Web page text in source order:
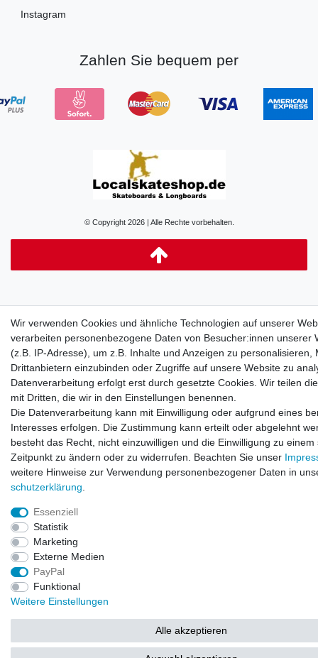
Instagram
Zahlen Sie bequem per
© Copyright 2026 | Alle Rechte vorbehalten.
Wir verwenden Cookies und ähnliche Technologien auf unserer
verarbeiten personenbezogene Daten von Besucher:innen unserer
(z.B. IP-Adresse), um z.B. Inhalte und Anzeigen zu personalisieren,
Drittanbietern einzubinden oder Zugriffe auf unsere Website zu
Datenverarbeitung erfolgt erst durch gesetzte Cookies. Wir teilen
mit Dritten, die wir in den Einstellungen benennen.
Die Datenverarbeitung kann mit Einwilligung oder aufgrund eines
Interesses erfolgen. Die Zustimmung kann erteilt oder abgelehnt
besteht das Recht, nicht einzuwilligen und die Einwilligung zu einem
Zeitpunkt zu ändern oder zu widerrufen. Beachten Sie unser
weitere Hinweise zur Verwendung personenbezogener Daten in
schutz­erklärung
Essenziell
Statistik
Marketing
Externe Medien
PayPal
Funktional
Weitere Einstellungen
Alle akzeptieren